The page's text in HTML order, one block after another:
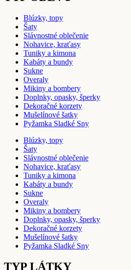
Blúzky, topy
Šaty
Slávnostné oblečenie
Nohavice, kraťasy
Tuniky a kimona
Kabáty a bundy
Sukne
Overaly
Mikiny a bombery
Doplnky, opasky, šperky
Dekoračné korzety
Mušelínové šatky
Pyžamka Sladké Sny
Blúzky, topy
Šaty
Slávnostné oblečenie
Nohavice, kraťasy
Tuniky a kimona
Kabáty a bundy
Sukne
Overaly
Mikiny a bombery
Doplnky, opasky, šperky
Dekoračné korzety
Mušelínové šatky
Pyžamka Sladké Sny
TYP LÁTKY